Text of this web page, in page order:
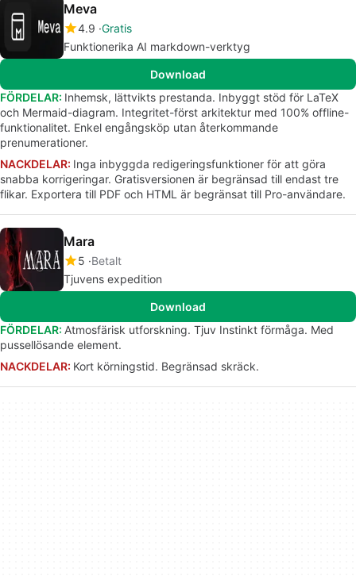
Meva
4.9 Gratis
Funktionerika AI markdown-verktyg
Download
FÖRDELAR: Inhemsk, lättvikts prestanda. Inbyggt stöd för LaTeX
och Mermaid-diagram. Integritet-först arkitektur med 100% offline-
funktionalitet. Enkel engångsköp utan återkommande
prenumerationer.
NACKDELAR: Inga inbyggda redigeringsfunktioner för att göra
snabba korrigeringar. Gratisversionen är begränsad till endast tre
flikar. Exportera till PDF och HTML är begränsat till Pro-användare.
Mara
5 Betalt
Tjuvens expedition
Download
FÖRDELAR: Atmosfärisk utforskning. Tjuv Instinkt förmåga. Med
pussellösande element.
NACKDELAR: Kort körningstid. Begränsad skräck.